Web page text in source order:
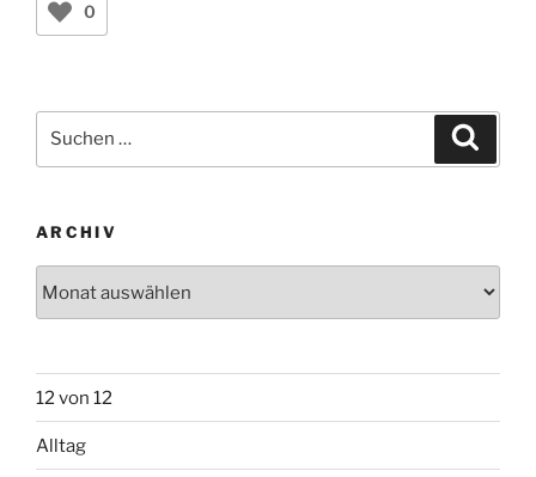
0
nach:
ARCHIV
12 von 12
Alltag